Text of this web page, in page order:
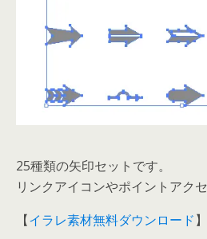
25種類の矢印セットです。
リンクアイコンやポイントアクセ
【イラレ素材無料ダウンロード